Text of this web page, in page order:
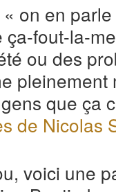
on en
fout-la-
ou des
que ça
de Nicolas
voici une